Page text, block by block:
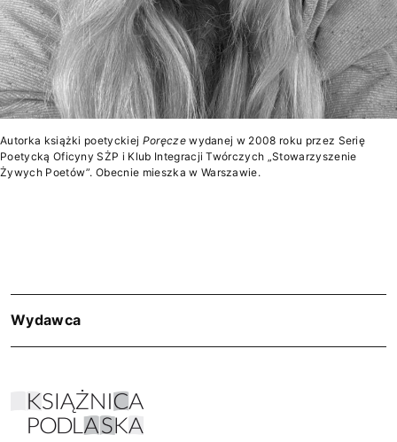
Autorka książki poetyckiej Poręczewydanej w 2008 roku przez Serię
Poetycką Oficyny SŻP i Klub Integracji Twórczych „Stowarzyszenie
Żywych Poetów”. Obecnie mieszka w Warszawie.
Wydawca